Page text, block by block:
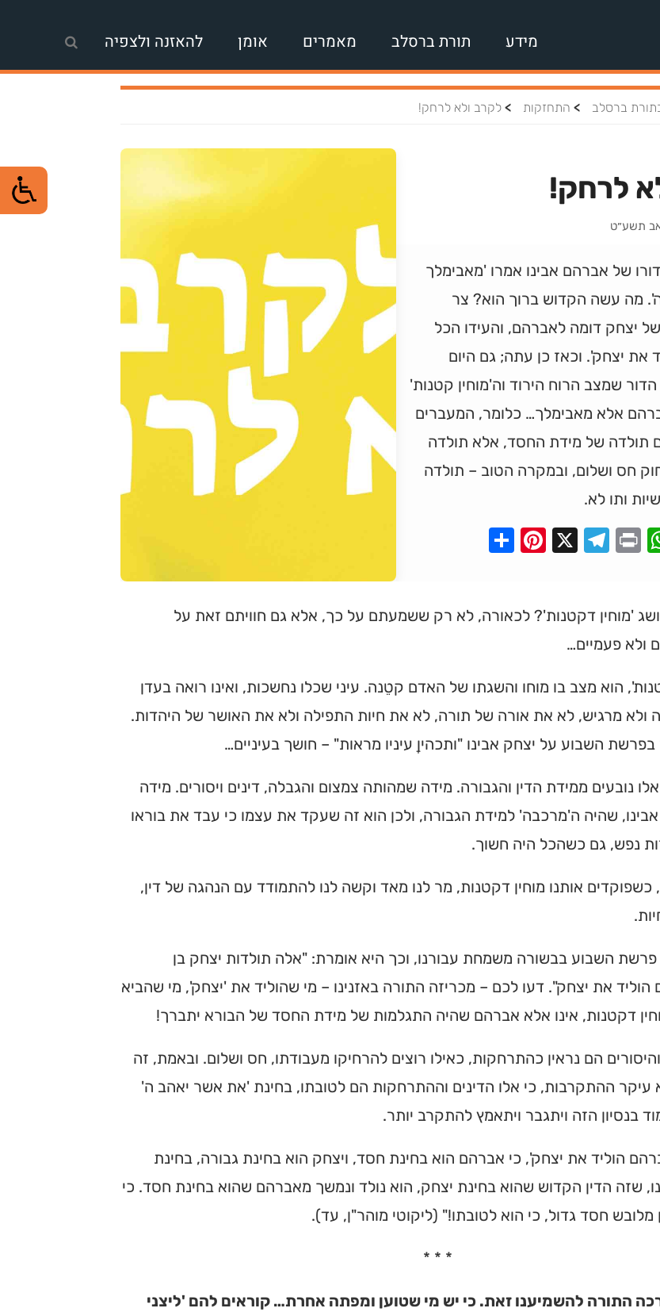
מידע תורת ברסלב מאמרים אומן להאזנה ולצפיה
ברסלב > התחזקות > לקרב ולא לרחק!
לרחק!
תשע״ט
של אברהם אבינו אמרו 'מאבימלך
מה עשה הקדוש ברוך הוא? צר
יצחק דומה לאברהם, והעידו הכל
את יצחק'. וכאז כן עתה; גם היום
הדור שמצב הרוח הירוד וה'מוחין קטנות'
אלא מאבימלך… כלומר, המעברים
תולדה של מידת החסד, אלא תולדה
חס ושלום, ובמקרה הטוב – תולדה
ותו לא.
WhatsApp
Print
Telegram
X
Pinterest
'מוחין דקטנות'? לכאורה, לא רק ששמעתם על כך, אלא גם חוויתם זאת על
ולא פעמיים…
הוא מצב בו מוחו והשגתו של האדם קטֵנה. עיני שכלו נחשכות, ואינו רואה בעדן
ולא מרגיש, לא את אורה של תורה, לא את חיות התפילה ולא את האושר של היהדות.
השבוע על יצחק אבינו "ותכהיןָ עיניו מראות" – חושך בעיניים…
נובעים ממידת הדין והגבורה. מידה שמהותה צמצום והגבלה, דינים ויסורים. מידה
שהיה ה'מרכבה' למידת הגבורה, ולכן הוא זה שעקד את עצמו כי עבד את בוראו
נפש, גם כשהכל היה חשוך.
כשפוקדים אותנו מוחין דקטנות, מר לנו מאד וקשה לנו להתמודד עם הנהגה של דין,
השבוע בבשורה משמחת עבורנו, וכך היא אומרת: "אלה תולדות יצחק בן
את יצחק". דעו לכם – מכריזה התורה באזנינו – מי שהוליד את 'יצחק', מי שהביא
דקטנות, אינו אלא אברהם שהיה התגלמות של מידת החסד של הבורא יתברך!
והיסורים הם נראין כהתרחקות, כאילו רוצים להרחיקו מעבודתו, חס ושלום. ובאמת, זה
ההתקרבות, כי אלו הדינים וההתרחקות הם לטובתו, בחינת 'את אשר יאהב ה'
בנסיון הזה ויתגבר ויתאמץ להתקרב יותר.
הוליד את יצחק', כי אברהם הוא בחינת חסד, ויצחק הוא בחינת גבורה, בחינת
שזה הדין הקדוש שהוא בחינת יצחק, הוא נולד ונמשך מאברהם שהוא בחינת חסד. כי
חסד גדול, כי הוא לטובתו!" (ליקוטי מוהר"ן, עד).
* * *
התורה להשמיענו זאת. כי יש מי שטוען ומפתה אחרת… קוראים להם 'ליצני